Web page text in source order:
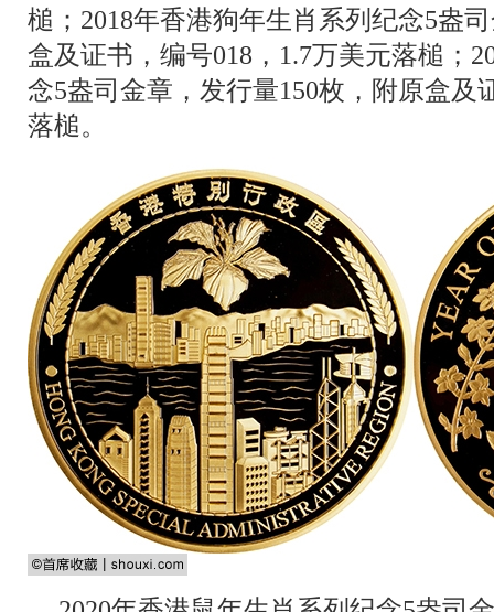
槌；2018年香港狗年生肖系列纪念5盎
盒及证书，编号018，1.7万美元落槌；
念5盎司金章，发行量150枚，附原盒及
落槌。